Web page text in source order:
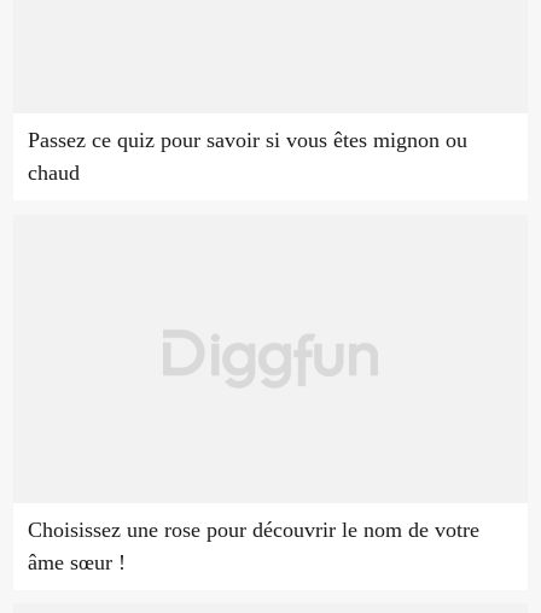
Passez ce quiz pour savoir si vous êtes mignon ou
chaud
Choisissez une rose pour découvrir le nom de votre
âme sœur !